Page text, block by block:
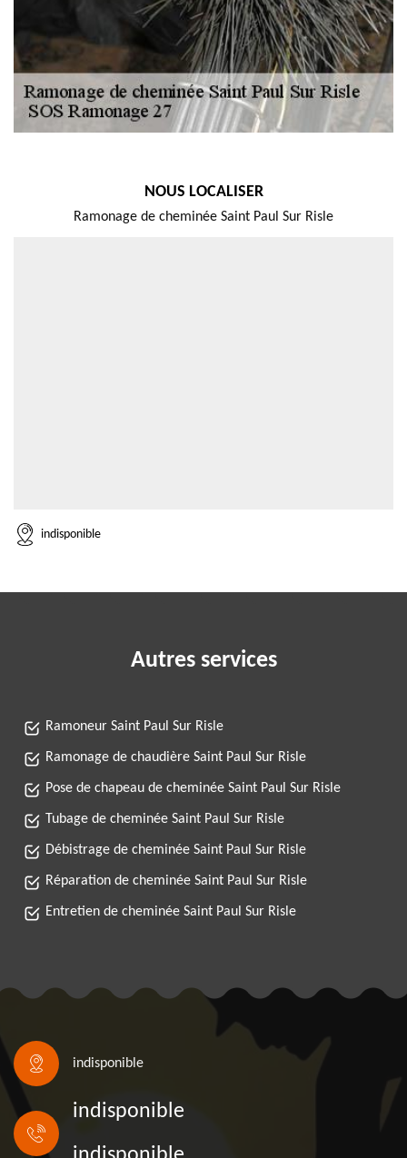
NOUS LOCALISER
Ramonage de cheminée Saint Paul Sur Risle
indisponible
Autres services
Ramoneur Saint Paul Sur Risle
Ramonage de chaudière Saint Paul Sur Risle
Pose de chapeau de cheminée Saint Paul Sur Risle
Tubage de cheminée Saint Paul Sur Risle
Débistrage de cheminée Saint Paul Sur Risle
Réparation de cheminée Saint Paul Sur Risle
Entretien de cheminée Saint Paul Sur Risle
indisponible
indisponible